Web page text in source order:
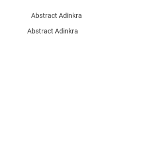
Abstract Adinkra